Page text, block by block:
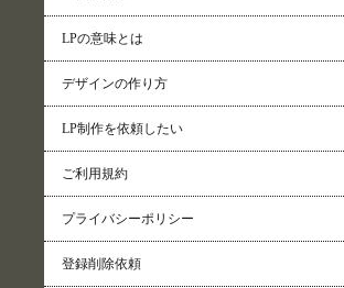
LPの意味とは
デザインの作り方
LP制作を依頼したい
ご利用規約
プライバシーポリシー
登録削除依頼